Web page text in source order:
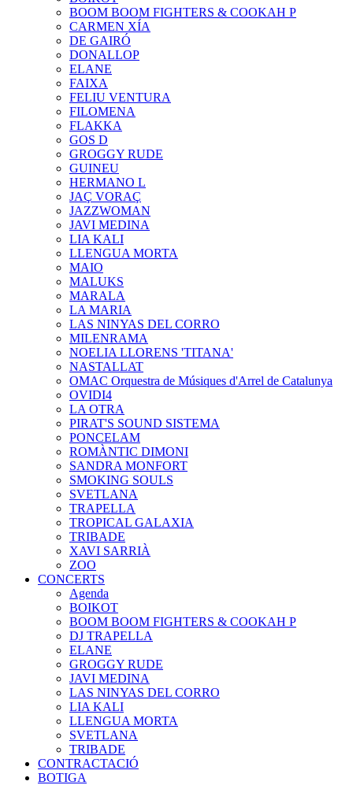
BOOM BOOM FIGHTERS & COOKAH P
CARMEN XÍA
DE GAIRÓ
DONALLOP
ELANE
FAIXA
FELIU VENTURA
FILOMENA
FLAKKA
GOS D
GROGGY RUDE
GUINEU
HERMANO L
JAÇ VORAÇ
JAZZWOMAN
JAVI MEDINA
LIA KALI
LLENGUA MORTA
MAIO
MALUKS
MARALA
LA MARIA
LAS NINYAS DEL CORRO
MILENRAMA
NOELIA LLORENS 'TITANA'
NASTALLAT
OMAC Orquestra de Músiques d'Arrel de Catalunya
OVIDI4
LA OTRA
PIRAT'S SOUND SISTEMA
PONCELAM
ROMÀNTIC DIMONI
SANDRA MONFORT
SMOKING SOULS
SVETLANA
TRAPELLA
TROPICAL GALAXIA
TRIBADE
XAVI SARRIÀ
ZOO
CONCERTS
Agenda
BOIKOT
BOOM BOOM FIGHTERS & COOKAH P
DJ TRAPELLA
ELANE
GROGGY RUDE
JAVI MEDINA
LAS NINYAS DEL CORRO
LIA KALI
LLENGUA MORTA
SVETLANA
TRIBADE
CONTRACTACIÓ
BOTIGA